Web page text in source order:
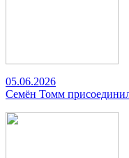
05.06.2026
Семён Томм